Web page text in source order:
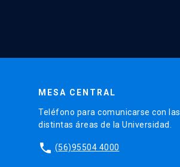
MESA CENTRAL
Teléfono para comunicarse con las
distintas áreas de la Universidad.
phone (56)95504 4000